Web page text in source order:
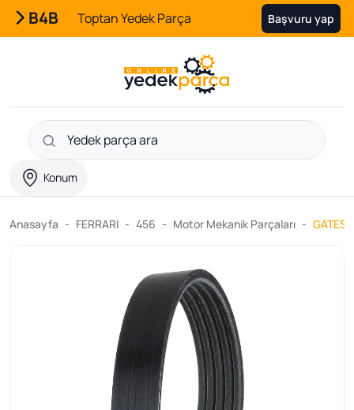
B4B Toptan Yedek Parça Başvuru yap
Konum
Anasayfa FERRARI 456 Motor Mekanik Parçaları GATES